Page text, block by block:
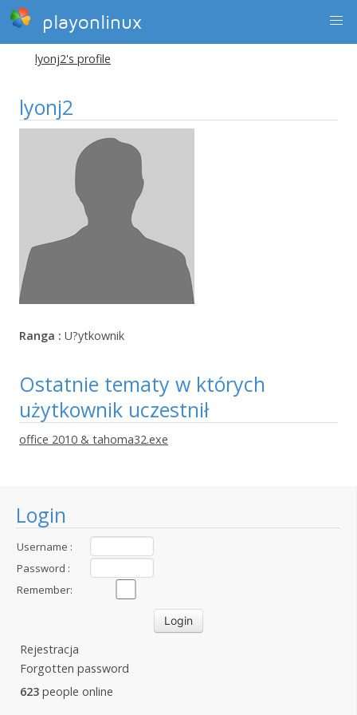
playonlinux
Login
Username :
Password :
Remember:
Rejestracja
Forgotten password
623 people online
lyonj2's profile
lyonj2
Ranga : U?ytkownik
Ostatnie tematy w których
użytkownik uczestnił
office 2010 & tahoma32.exe